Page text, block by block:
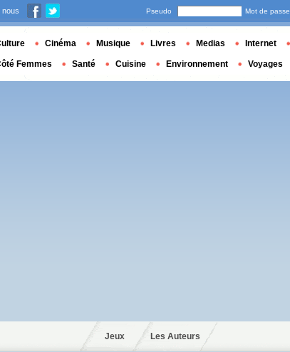
Jeux Les Auteurs
nous Pseudo Mot de passe
Cinéma Musique Livres Medias Internet
Femmes Santé Cuisine Environnement Voyages